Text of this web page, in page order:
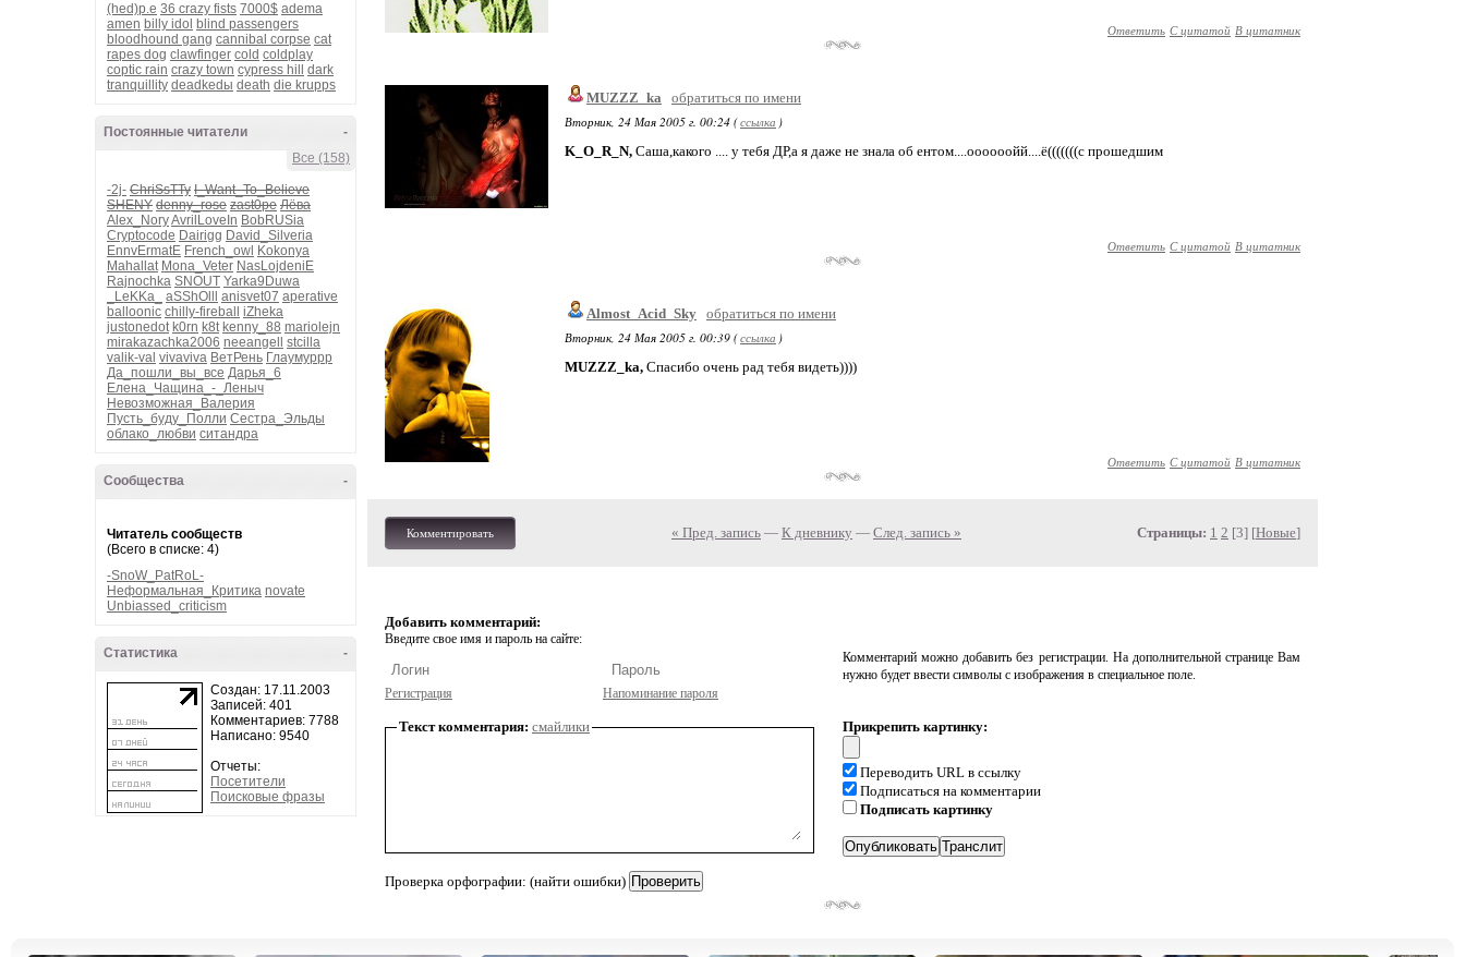
(hed)p.e 36 crazy fists 7000$ adema
amen billy idol blind passengers
bloodhound gang cannibal corpse cat
rapes dog clawfinger cold coldplay
coptic rain crazy town cypress hill
dark
tranquillity deadkedы death die krupps
-
Постоянные читатели
Все (158)
-2j- ChriSsTTy I_Want_To_Believe
SHENY denny_rose zast0pe Лёва
Alex_NoryAvrilLoveIn BobRUSia
Cryptocode Dairigg David_Silveria
EnnvErmatE French_owl Kokonya
Mahallat Mona_Veter NasLojdeniE
Rajnochka SNOUT Yarka9Duwa
_LeKKa_
aSShOlll anisvet07 aperative
balloonic chilly-fireball
iZheka
justonedot k0rn k8t kenny_88 mariolejn
mirakazachka2006 neeangell
stcilla
valik-val vivaviva ВетРень Глаумуррр
Да_пошли_вы_все Дарья_6
Елена_Чащина_-_Леныч
Невозможная_Валерия
Пусть_буду_Полли Сестра_Эльды
облако_любви ситандра
-
Сообщества
Читатель сообществ
(Всего в списке: 4)
-SnoW_PatRoL-
Неформальная_Критика novate
Unbiassed_criticism
-
Статистика
Создан: 17.11.2003
Записей: 401
Комментариев: 7788
Написано: 9540
Отчеты:
Посетители
Поисковые фразы
Ответить С цитатой В цитатник
MUZZZ_ka
обратиться по имени
Вторник, 24 Мая 2005 г. 00:24 (ссылка )
K_O_R_N, Саша,какого .... у тебя ДР,а я даже не знала об ентом....оооооойй....ё(((((((с прошедшим
Ответить С цитатой В цитатник
Almost_Acid_Sky обратиться по имени
Вторник, 24 Мая 2005 г. 00:39 (ссылка )
MUZZZ_ka, Спасибо очень рад тебя видеть))))
Ответить С цитатой В цитатник
Комментировать « Пред. запись — К дневнику — След. запись » Страницы: 1 2 [3] [Новые]
Добавить комментарий:
Введите свое имя и пароль на сайте:
Регистрация Напоминание пароля
Комментарий можно добавить без регистрации. На дополнительной странице Вам
нужно будет ввести символы с изображения в специальное поле.
Текст комментария: смайлики
Проверка орфографии: (найти ошибки)
Прикрепить картинку:
Переводить URL в ссылку
Подписаться на комментарии
Подписать картинку